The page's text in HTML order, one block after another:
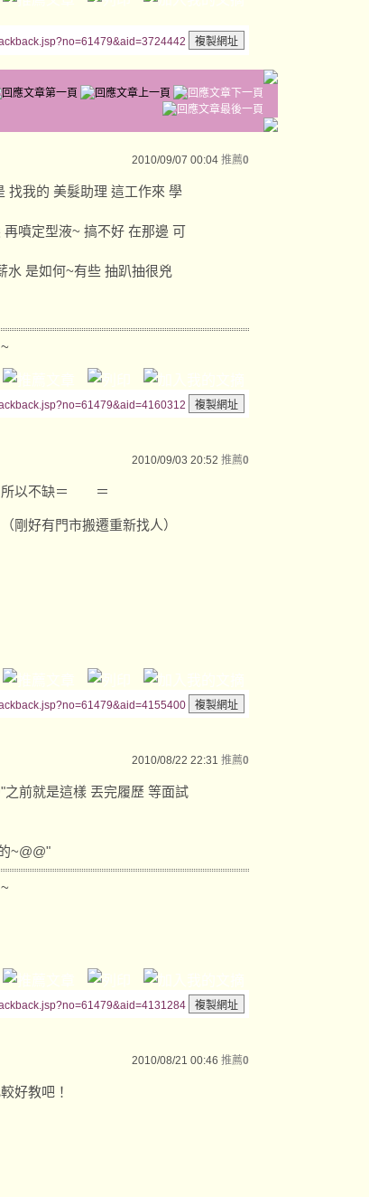
2010/09/07 00:04 推薦0
找我的 美髮助理 這工作來 學
噴定型液~ 搞不好 在那邊 可
水 是如何~有些 抽趴抽很兇
2010/09/03 20:52 推薦0
所以不缺＝ ＝
剛好有門市搬遷重新找人）
2010/08/22 22:31 推薦0
前就是這樣 丟完履歷 等面試
~@@"
2010/08/21 00:46 推薦0
好教吧！